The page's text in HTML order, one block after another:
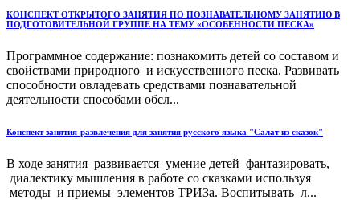
КОНСПЕКТ ОТКРЫТОГО ЗАНЯТИЯ ПО ПОЗНАВАТЕЛЬНОМУ ЗАНЯТИЮ В
ПОДГОТОВИТЕЛЬНОЙ ГРУППЕ НА ТЕМУ «ОСОБЕННОСТИ ПЕСКА»
Программное содержание: познакомить детей со составом и
свойствами природного и искусственного песка. Развивать
способности овладевать средствами познавательной
деятельности способами обсл...
Конспект занятия-развлечения для занятия русского языка "Салат из сказок"
В ходе занятия развивается умение детей фантазировать,
диалектику мышления в работе со сказками используя
методы и приемы элементов ТРИЗа. Воспитывать л...